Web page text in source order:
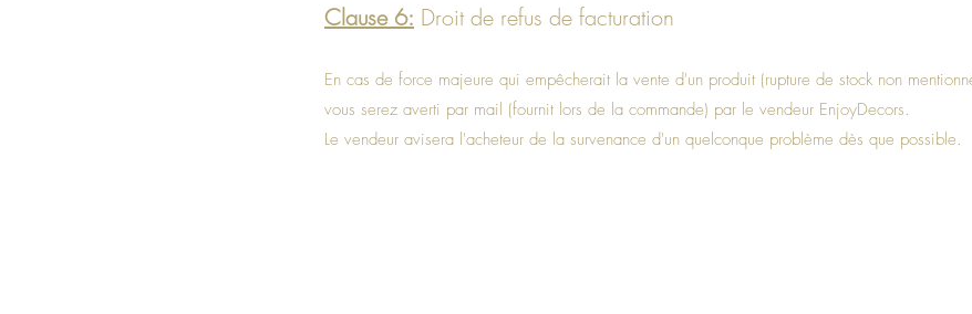
Clause 6: Droit de refus de facturation
En cas de force majeure qui empêcherait la vente d'un produit (rupture de stock non
vous serez averti par mail (fournit lors de la commande) par le vendeur EnjoyDecors.
Le vendeur avisera l'acheteur de la survenance d'un quelconque problème dès que possible.